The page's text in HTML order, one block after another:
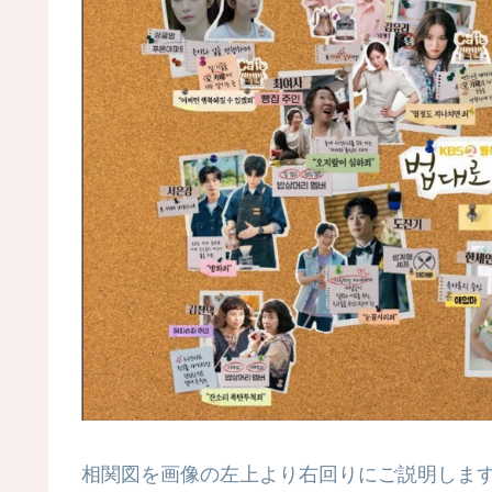
相関図を画像の左上より右回りにご説明しま